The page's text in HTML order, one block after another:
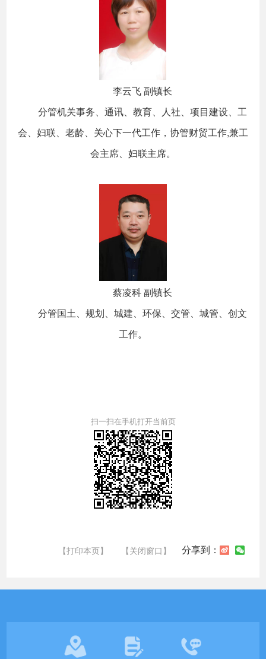
李云飞 副镇长
分管机关事务、通讯、教育、人社、项目建设、工
会、妇联、老龄、关心下一代工作，协管财贸工作,兼工
会主席、妇联主席。
蔡凌科 副镇长
分管国土、规划、城建、环保、交管、城管、创文
工作。
扫一扫在手机打开当前页
【打印本页】 【关闭窗口】 分享到：